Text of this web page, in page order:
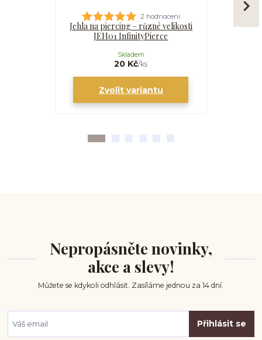
2 hodnocení
Jehla na piercing – různé velikosti
JEH01 InfinityPierce
20 Kč/ks
Skladem
Zvolit variantu
Nepropásněte novinky,
akce a slevy!
Můžete se kdykoli odhlásit. Zasíláme jednou za 14 dní.
Přihlásit se